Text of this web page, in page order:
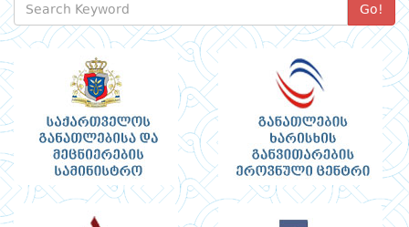
Go!